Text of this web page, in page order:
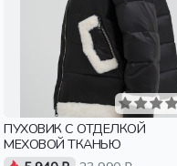
ПУХОВИК С ОТДЕЛКОЙ
МЕХОВОЙ ТКАНЬЮ